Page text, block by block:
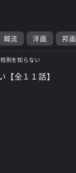
韓流 洋画 邦画
則を知らない